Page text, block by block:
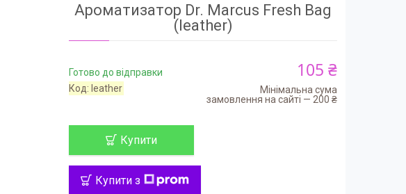
Ароматизатор Dr. Marcus Fresh Bag
(leather)
Готово до відправки
Код: leather
105 ₴
Мінімальна сума
замовлення на сайті — 200 ₴
Купити
Купити з